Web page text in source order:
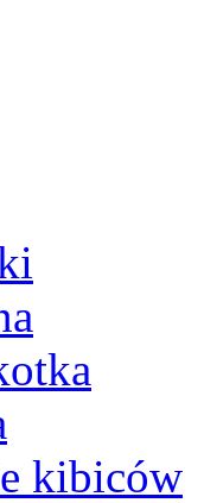
kibiców